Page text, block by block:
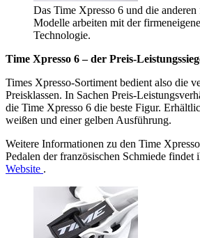
Das Time Xpresso 6 und die
Modelle arbeiten mit der
Technologie.
Time Xpresso 6 – der Preis-
Times Xpresso-Sortiment bedient also die
Preisklassen. In Sachen Preis-
die Time Xpresso 6 die beste Figur.
weißen und einer gelben Ausführung.
Weitere Informationen zu den Time
Pedalen der französischen Schmiede findet
Website .